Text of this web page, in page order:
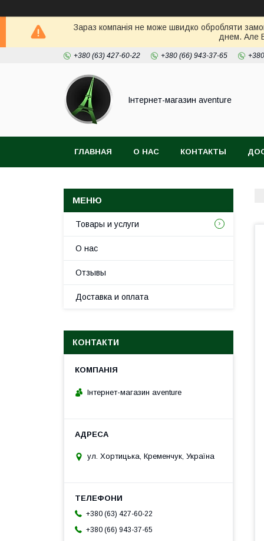
Зараз компанія не може швидко обробляти
днем. Але
+380 (63) 427-60-22 +380 (66) 943-37-65
Інтернет-магазин aventure
ГЛАВНАЯ О НАС КОНТАКТЫ
Товары и услуги
О нас
Отзывы
Доставка и оплата
КОНТАКТИ
Інтернет-магазин aventure
ул. Хортицька, Кременчук, Україна
+380 (63) 427-60-22
+380 (66) 943-37-65